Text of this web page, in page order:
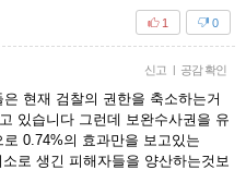
0
1
신고 | 공감 확인
현재 검찰의 권한을 축소하는거
있습니다 그런데 보완수사권을 유
0.74%의 효과만을 보고있는
로 생긴 피해자들을 양산하는것보